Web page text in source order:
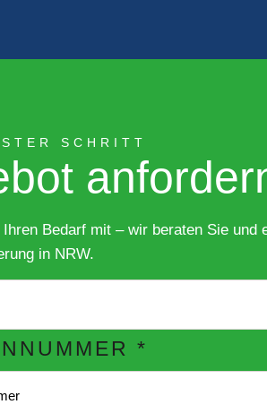
SCHRITT
Ihren Bedarf mit – wir beraten Sie und
in NRW.
*